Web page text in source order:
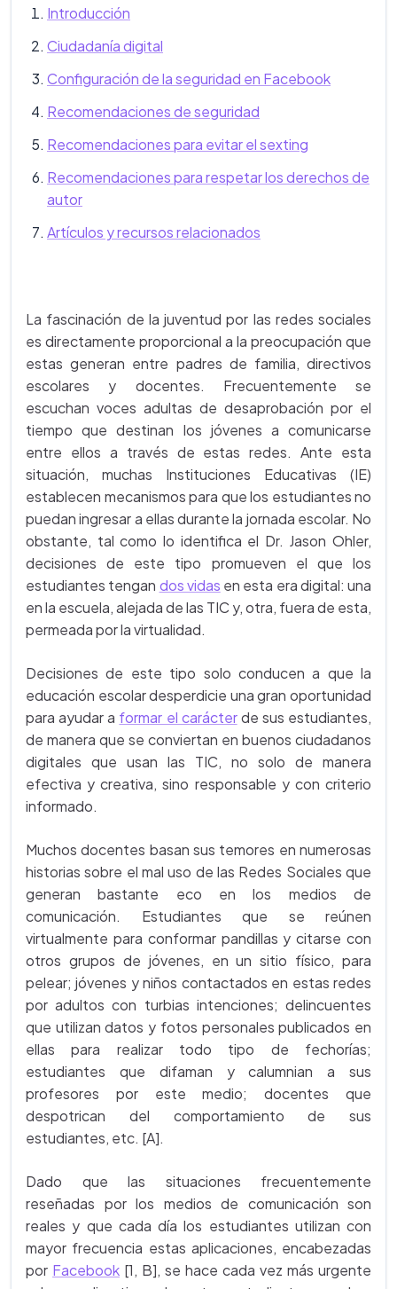
Introducción
Ciudadanía digital
Configuración de la seguridad en Facebook
Recomendaciones de seguridad
Recomendaciones para evitar el sexting
Recomendaciones para respetar los derechos de
autor
Artículos y recursos relacionados
La fascinación de la juventud por las redes sociales
es directamente proporcional a la preocupación que
estas generan entre padres de familia, directivos
escolares y docentes. Frecuentemente se
escuchan voces adultas de desaprobación por el
tiempo que destinan los jóvenes a comunicarse
entre ellos a través de estas redes. Ante esta
situación, muchas Instituciones Educativas (IE)
establecen mecanismos para que los estudiantes no
puedan ingresar a ellas durante la jornada escolar. No
obstante, tal como lo identifica el Dr. Jason Ohler,
decisiones de este tipo promueven el que los
estudiantes tengan dos vidas en esta era digital: una
en la escuela, alejada de las TIC y, otra, fuera de esta,
permeada por la virtualidad.
Decisiones de este tipo solo conducen a que la
educación escolar desperdicie una gran oportunidad
para ayudar a formar el carácterde sus estudiantes,
de manera que se conviertan en buenos ciudadanos
digitales que usan las TIC, no solo de manera
efectiva y creativa, sino responsable y con criterio
informado.
Muchos docentes basan sus temores en numerosas
historias sobre el mal uso de las Redes Sociales que
generan bastante eco en los medios de
comunicación. Estudiantes que se reúnen
virtualmente para conformar pandillas y citarse con
otros grupos de jóvenes, en un sitio físico, para
pelear; jóvenes y niños contactados en estas redes
por adultos con turbias intenciones; delincuentes
que utilizan datos y fotos personales publicados en
ellas para realizar todo tipo de fechorías;
estudiantes que difaman y calumnian a sus
profesores por este medio; docentes que
despotrican del comportamiento de sus
estudiantes, etc. [A].
Dado que las situaciones frecuentemente
reseñadas por los medios de comunicación son
reales y que cada día los estudiantes utilizan con
mayor frecuencia estas aplicaciones, encabezadas
por Facebook [1, B], se hace cada vez más urgente